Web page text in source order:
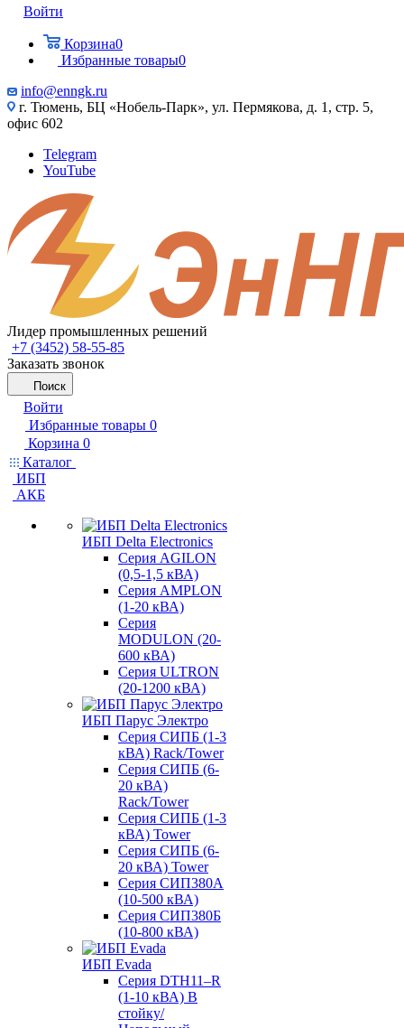
Войти
Корзина0
Избранные товары0
info@enngk.ru
г. Тюмень, БЦ «Нобель-Парк», ул. Пермякова, д. 1, стр. 5,
офис 602
Telegram
YouTube
Лидер промышленных решений
+7 (3452) 58-55-85
Заказать звонок
Поиск
Войти
Избранные товары 0
Корзина 0
Каталог
ИБП
АКБ
ИБП Delta Electronics
Серия AGILON
(0,5-1,5 кВА)
Серия AMPLON
(1-20 кВА)
Серия
MODULON (20-
600 кВА)
Серия ULTRON
(20-1200 кВА)
ИБП Парус Электро
Серия СИПБ (1-3
кВА) Rack/Tower
Серия СИПБ (6-
20 кВА)
Rack/Tower
Серия СИПБ (1-3
кВА) Tower
Серия СИПБ (6-
20 кВА) Tower
Серия СИП380А
(10-500 кВА)
Серия СИП380Б
(10-800 кВА)
ИБП Evada
Серия DTH11–R
(1-10 кВА) В
стойку/